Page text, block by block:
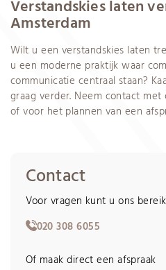
Verstandskies laten
Amsterdam
Wilt u een verstandskies laten
u een moderne praktijk waar
communicatie centraal staan?
graag verder. Neem contact
of voor het plannen van een
Contact
Voor vragen kunt u ons
020 308 6055
Of maak direct een afspraak